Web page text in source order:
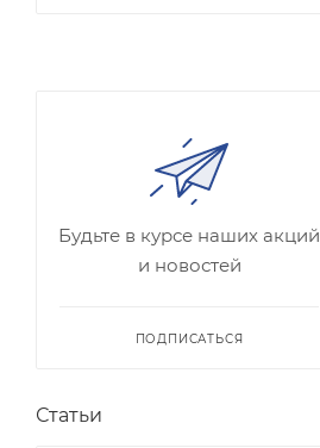
Будьте в курсе наших акций
и новостей
ПОДПИСАТЬСЯ
Статьи